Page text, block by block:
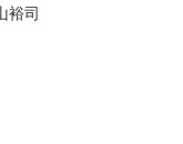
裕司